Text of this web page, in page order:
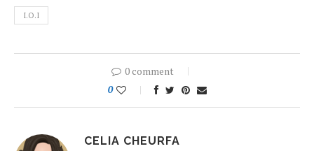
I.O.I
0 comment
0
CELIA CHEURFA